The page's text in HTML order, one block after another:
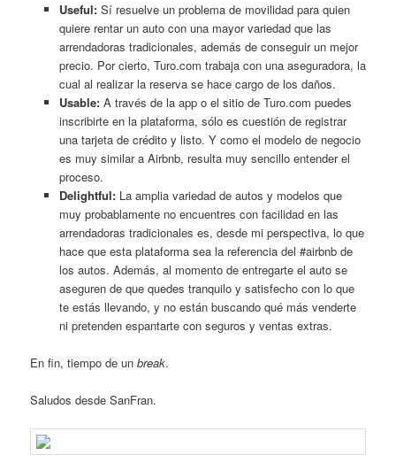
Useful:Sí resuelve un problema de movilidad para quien
quiere rentar un auto con una mayor variedad que las
arrendadoras tradicionales, además de conseguir un mejor
precio. Por cierto, Turo.com trabaja con una aseguradora, la
cual al realizar la reserva se hace cargo de los daños.
Usable:A través de la app o el sitio de Turo.com puedes
inscribirte en la plataforma, sólo es cuestión de registrar
una tarjeta de crédito y listo. Y como el modelo de negocio
es muy similar a Airbnb, resulta muy sencillo entender el
proceso.
Delightful:La amplia variedad de autos y modelos que
muy probablamente no encuentres con facilidad en las
arrendadoras tradicionales es, desde mi perspectiva, lo que
hace que esta plataforma sea la referencia del #airbnb de
los autos. Además, al momento de entregarte el auto se
aseguren de que quedes tranquilo y satisfecho con lo que
te estás llevando, y no están buscando qué más venderte
ni pretenden espantarte con seguros y ventas extras.
En fin, tiempo de unbreak.
Saludos desde SanFran.